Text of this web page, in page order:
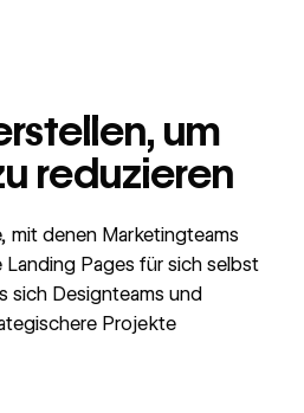
um
reduzieren
mit denen Marketingteams
Landing Pages für sich selbst
sich Designteams und
Projekte